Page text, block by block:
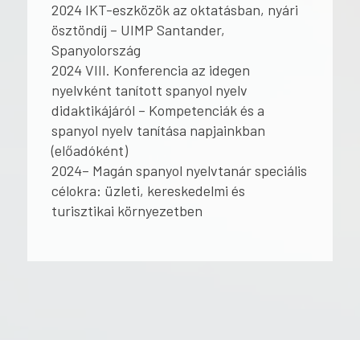
2024 IKT-eszközök az oktatásban, nyári
ösztöndíj – UIMP Santander,
Spanyolország
2024 VIII. Konferencia az idegen
nyelvként tanított spanyol nyelv
didaktikájáról – Kompetenciák és a
spanyol nyelv tanítása napjainkban
(előadóként)
2024– Magán spanyol nyelvtanár speciális
célokra: üzleti, kereskedelmi és
turisztikai környezetben